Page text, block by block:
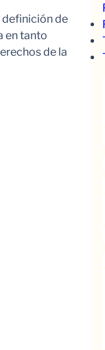
definición de
en tanto
de la